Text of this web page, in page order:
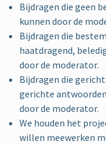
Bijdragen die geen
kunnen door de
Bijdragen die
haatdragend,
door de moderator.
Bijdragen die
gerichte
door de moderator.
We houden het
willen meewerken